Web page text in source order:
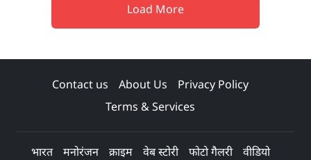
Load More
Contact us About Us
Privacy Policy
Terms & Services
भारत मनोरंजन क्राइम वेब स्टोरी फोटो गैलरी वीडियो